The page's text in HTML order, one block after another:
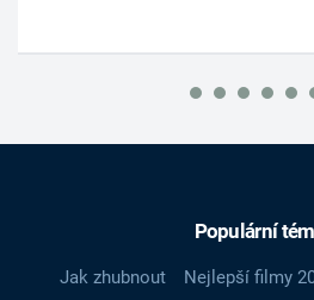
Populární
Jak zhubnout Nejlepší filmy